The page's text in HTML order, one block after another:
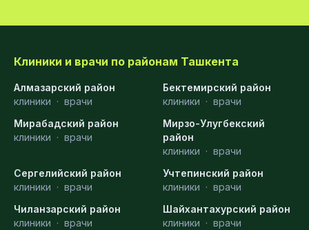
Клиники и врачи по районам Ташкента
Алмазарский район
клиники · врачи
Бектемирский район
клиники · врачи
Мирабадский район
клиники · врачи
Мирзо-Улугбекский
район
клиники · врачи
Сергелийский район
клиники · врачи
Учтепинский район
клиники · врачи
Чиланзарский район
клиники · врачи
Шайхантахурский район
клиники · врачи